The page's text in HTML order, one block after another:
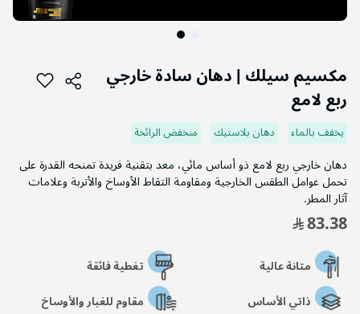
مكسيم سيلك | دهان سادة خارجي
ربع لامع
يخفف بالماء دهان بلاستيك منخفض الرائحة
دهان خارجي ربع لامع ذو أساس مائي، معد بتقنية فريدة تمنحه القدرة على
تحمل عوامل الطقس الخارجية ومقاومة التقاط الأوساخ والأتربة وعلامات
آثار المطر.
83.38
متانة عالية
تغطية فائقة
ذاتي الأساس
مقاوم للغبار والأوساخ
إلى
بداية
معرض
الصور